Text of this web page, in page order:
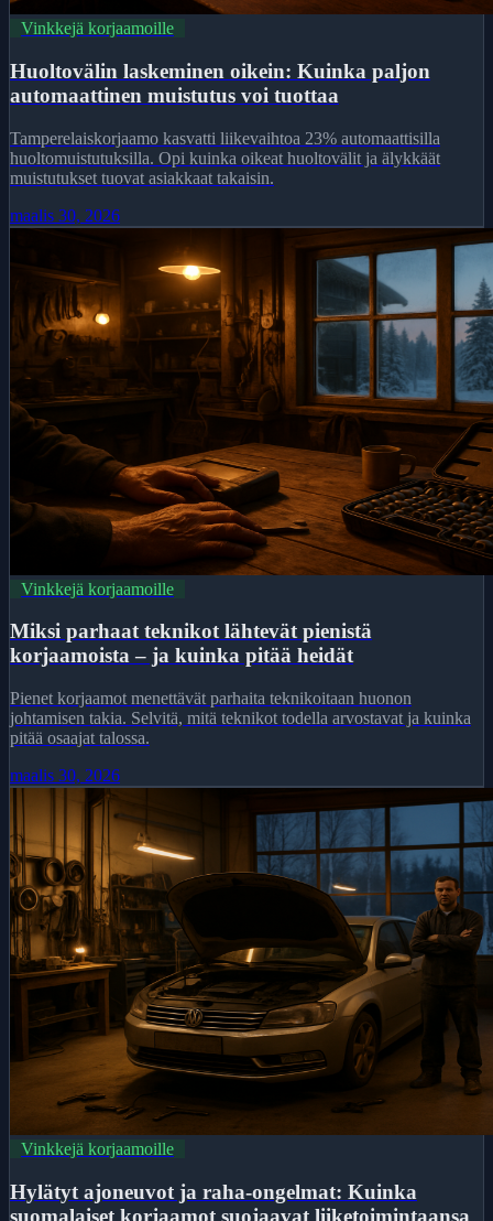
Vinkkejä korjaamoille
Huoltovälin laskeminen oikein: Kuinka paljon
automaattinen muistutus voi tuottaa
Tamperelaiskorjaamo kasvatti liikevaihtoa 23% automaattisilla
huoltomuistutuksilla. Opi kuinka oikeat huoltovälit ja älykkäät
muistutukset tuovat asiakkaat takaisin.
maalis 30, 2026
Vinkkejä korjaamoille
Miksi parhaat teknikot lähtevät pienistä
korjaamoista – ja kuinka pitää heidät
Pienet korjaamot menettävät parhaita teknikoitaan huonon
johtamisen takia. Selvitä, mitä teknikot todella arvostavat ja kuinka
pitää osaajat talossa.
maalis 30, 2026
Vinkkejä korjaamoille
Hylätyt ajoneuvot ja raha-ongelmat: Kuinka
suomalaiset korjaamot suojaavat liiketoimintaansa